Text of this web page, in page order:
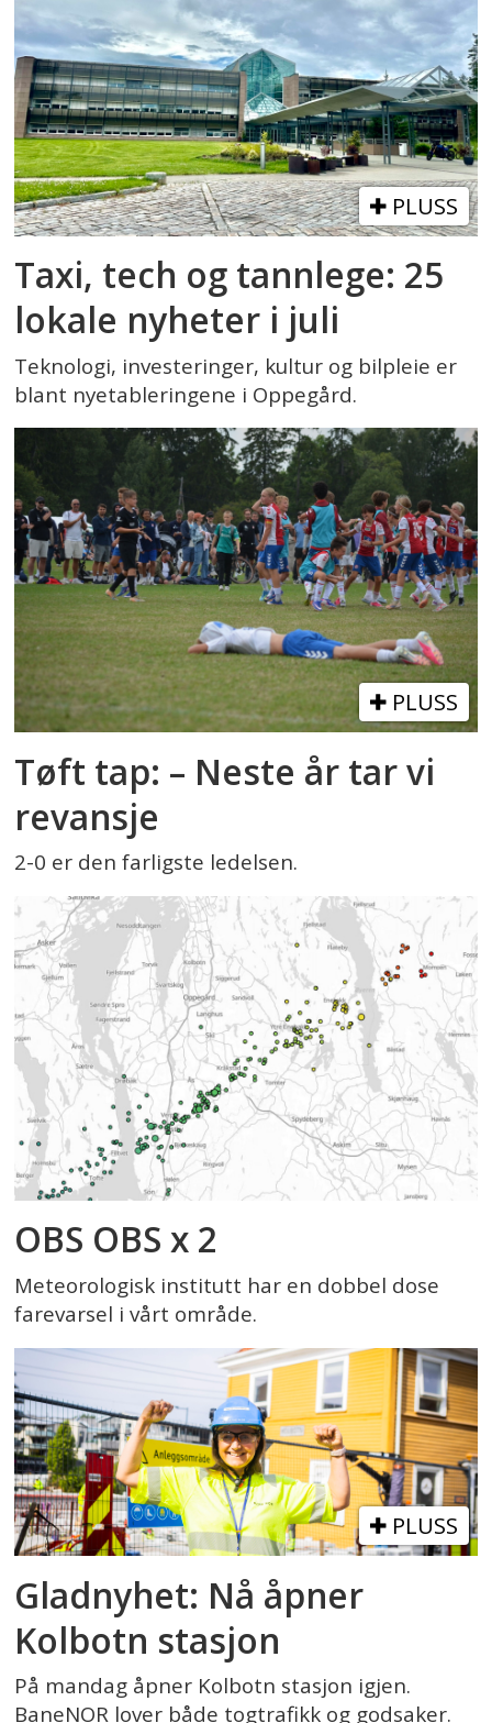
PLUSS
Taxi, tech og tannlege: 25
lokale nyheter i juli
Teknologi, investeringer, kultur og bilpleie er
blant nyetableringene i Oppegård.
PLUSS
Tøft tap: – Neste år tar vi
revansje
2-0 er den farligste ledelsen.
OBS OBS x 2
Meteorologisk institutt har en dobbel dose
farevarsel i vårt område.
PLUSS
Gladnyhet: Nå åpner
Kolbotn stasjon
På mandag åpner Kolbotn stasjon igjen.
BaneNOR lover både togtrafikk og godsaker.